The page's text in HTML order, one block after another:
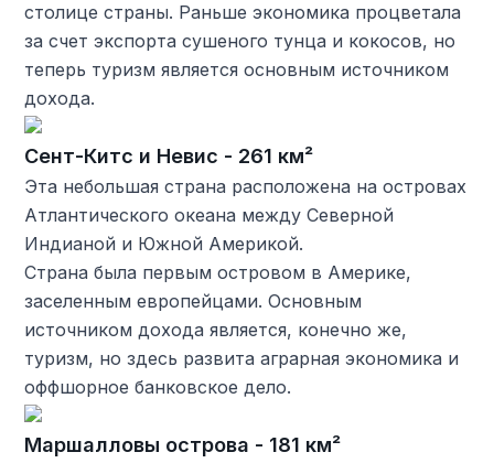
столице страны. Раньше экономика процветала
за счет экспорта сушеного тунца и кокосов, но
теперь туризм является основным источником
дохода.
Сент-Китс и Невис - 261 км²
Эта небольшая страна расположена на островах
Атлантического океана между Северной
Индианой и Южной Америкой.
Страна была первым островом в Америке,
заселенным европейцами. Основным
источником дохода является, конечно же,
туризм, но здесь развита аграрная экономика и
оффшорное банковское дело.
Маршалловы острова - 181 км²